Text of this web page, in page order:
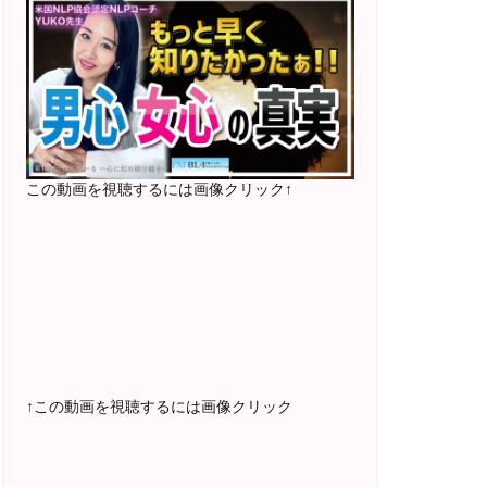
2025年5月〜 FMラジオ79.9「LOVEマス
ター講座」準レギュラー出演中！
2023年12月〜 FM81.4ラジオFMハイホ
ー「LOVEマスター講座」準レギュラー出
演中！
〜2025年5月 個別セッション相談実績
1500名越え
この動画を視聴するには画像クリック↑
↑この動画を視聴するには画像クリック